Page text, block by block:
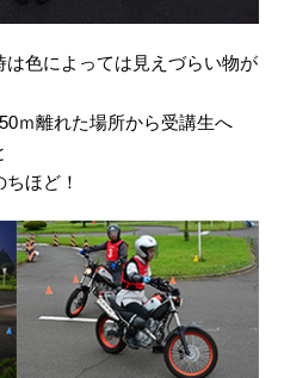
色によっては見えづらい物が
ｍ離れた場所から受講生へ
ほど！